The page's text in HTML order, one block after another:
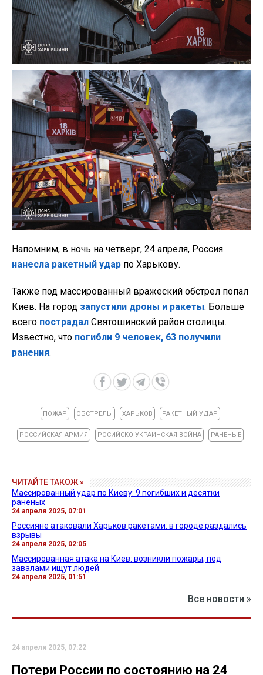
Напомним, в ночь на четверг, 24 апреля, Россия
нанесла ракетный удар по Харькову.
Также под массированный вражеский обстрел попал
Киев. На город запустили дроны и ракеты. Больше
всего пострадал Святошинский район столицы.
Известно, что погибли 9 человек, 63 получили
ранения.
ПОЖАР ОБСТРЕЛЫ ХАРЬКОВ РАКЕТНЫЙ УДАР
РОССИЙСКАЯ АРМИЯ РОСИЙСКО-УКРАИНСКАЯ ВОЙНА РАНЕНЫЕ
ЧИТАЙТЕ ТАКОЖ »
Массированный удар по Киеву: 9 погибших и десятки
раненых
24 апреля 2025, 07:01
Россияне атаковали Харьков ракетами: в городе раздались
взрывы
24 апреля 2025, 02:05
Массированная атака на Киев: возникли пожары, под
завалами ищут людей
24 апреля 2025, 01:51
Все новости »
24 апреля 2025, 07:22
Потери России по состоянию на 24